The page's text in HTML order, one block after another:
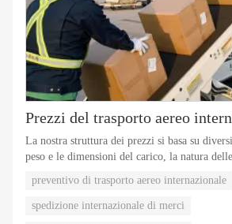
La nostra struttura dei prezzi si basa su
peso e le dimensioni del carico, la natura
preventivo di trasporto aereo internazionale
spedizione internazionale di merci